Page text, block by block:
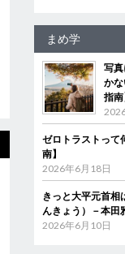
まめ学
写
か
指南
ゼロトラストっ
南】
2026年6月18日
きっと大平元首
んきょう）－本田
2026年6月10日